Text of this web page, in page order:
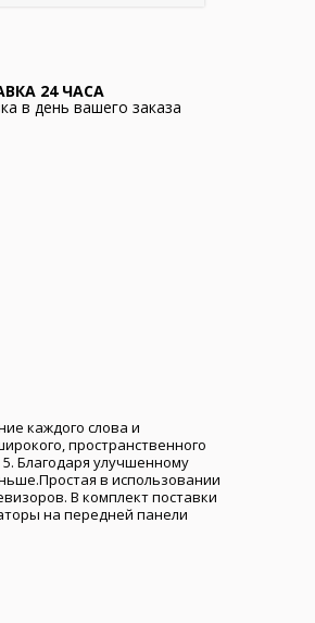
24 ЧАСА
в день вашего заказа
каждого слова и
пространственного
Благодаря улучшенному
в использовании
В комплект поставки
на передней панели